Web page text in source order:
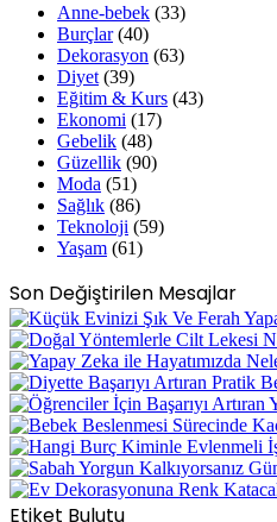
Anne-bebek (33)
Burçlar(40)
Dekorasyon (63)
Diyet (39)
Eğitim & Kurs (43)
Ekonomi (17)
Gebelik (48)
Güzellik (90)
Moda (51)
Sağlık (86)
Teknoloji (59)
Yaşam (61)
Son Değiştirilen Mesajlar
Etiket Bulutu